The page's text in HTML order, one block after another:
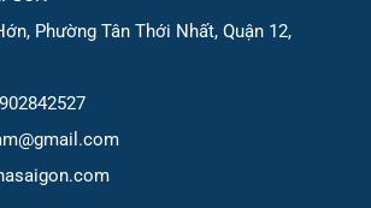
Phường Tân Thới Nhất, Quận 12,